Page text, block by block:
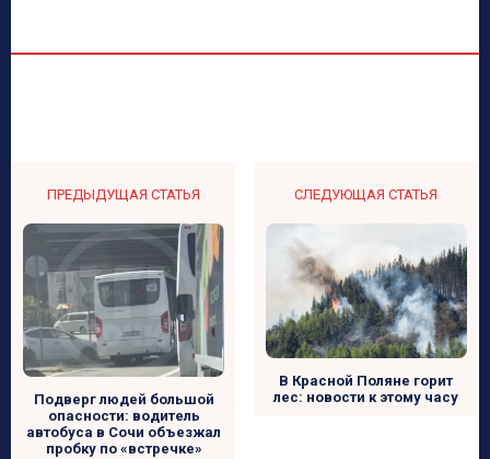
ПРЕДЫДУЩАЯ СТАТЬЯ
Подверг людей большой
опасности: водитель
автобуса в Сочи объезжал
пробку по «встречке»
СЛЕДУЮЩАЯ СТАТЬЯ
В Красной Поляне горит
лес: новости к этому часу